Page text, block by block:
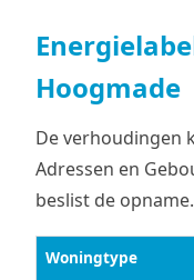
Hoogmade
De verhoudingen
Adressen en
beslist de opname.
Woningtype